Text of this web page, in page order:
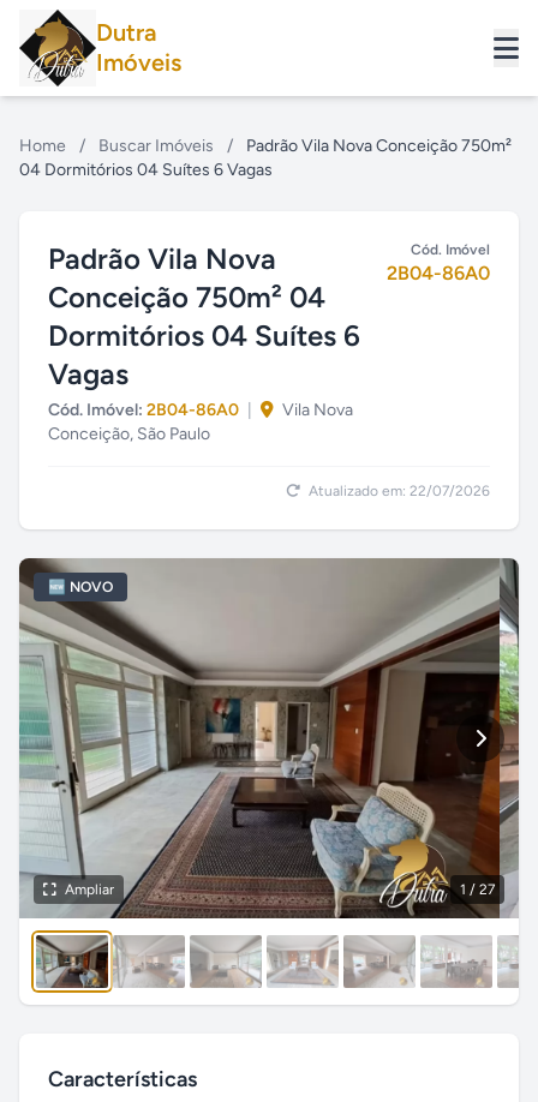
Dutra
Imóveis
Home / Buscar Imóveis /
Padrão Vila Nova Conceição 750m²
04 Dormitórios 04 Suítes 6 Vagas
Padrão Vila Nova
Conceição 750m² 04
Dormitórios 04 Suítes 6
Vagas
Cód. Imóvel: 2B04-86A0
Vila Nova
Conceição, São Paulo
Cód. Imóvel
2B04-86A0
Atualizado em: 22/07/2026
1 / 27
🆕 NOVO
Ampliar
Características